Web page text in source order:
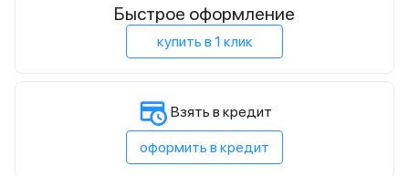
Быстрое оформление
купить в 1 клик
Взять в кредит
оформить в кредит